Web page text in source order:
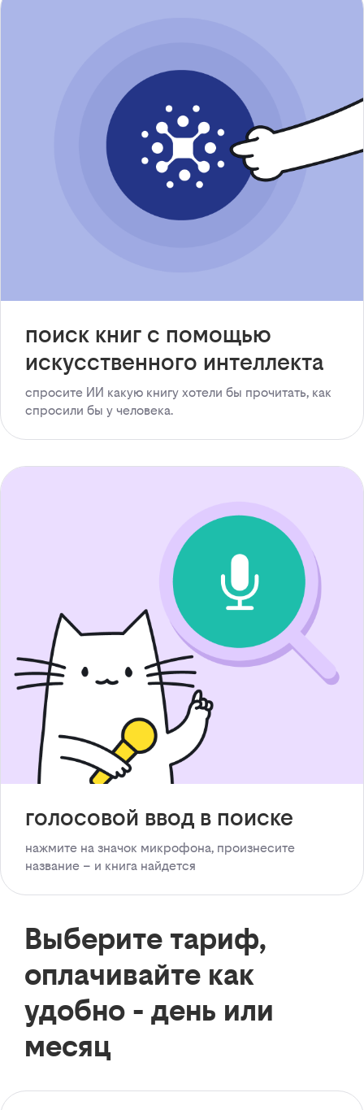
поиск книг с помощью
искусственного интеллекта
спросите ИИ какую книгу хотели бы прочитать, как
спросили бы у человека.
голосовой ввод в поиске
нажмите на значок микрофона, произнесите
название – и книга найдется
Выберите тариф,
оплачивайте как
удобно - день или
месяц